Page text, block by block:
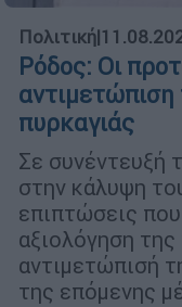
Πολιτική|
Ρόδος: Οι
πυρκαγιάς
Σε συνέντευξή
στην κάλυψη
επιπτώσεις
αξιολόγηση
αντιμετώπισή
της επόμενης